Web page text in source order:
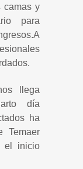
camas y
para
llega
día
ha
Temaer
el inicio